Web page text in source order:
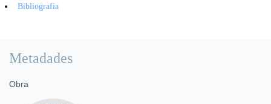
Bibliografia
Metadades
Obra